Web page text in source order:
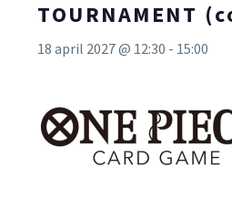
TOURNAMENT
18 april 2027 @ 12:30 - 15:00